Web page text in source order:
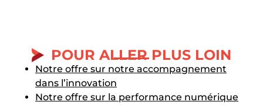
POUR ALLER PLUS LOIN
Notre offre sur notre accompagnement
dans l’innovation
Notre offre sur la performance numérique